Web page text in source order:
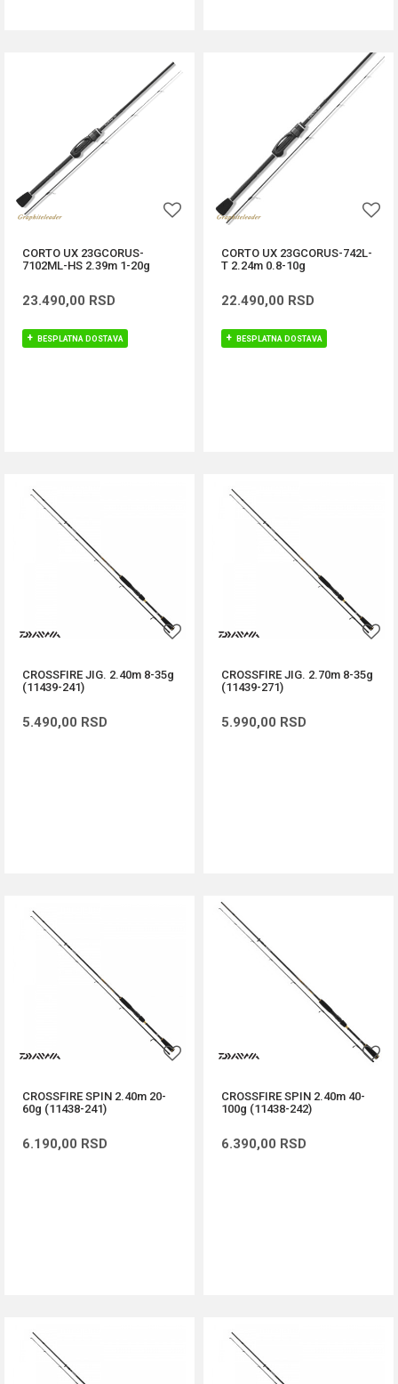
CORTO UX 23GCORUS-
7102ML-HS 2.39m 1-20g
23.490,00 RSD
BESPLATNA DOSTAVA
CORTO UX 23GCORUS-742L-
T 2.24m 0.8-10g
22.490,00 RSD
BESPLATNA DOSTAVA
CROSSFIRE JIG. 2.40m 8-35g
(11439-241)
5.490,00 RSD
CROSSFIRE JIG. 2.70m 8-35g
(11439-271)
5.990,00 RSD
CROSSFIRE SPIN 2.40m 20-
60g (11438-241)
6.190,00 RSD
CROSSFIRE SPIN 2.40m 40-
100g (11438-242)
6.390,00 RSD